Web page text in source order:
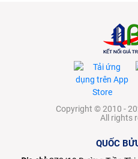
Copyright © 2010 -
All rights
QUỐC